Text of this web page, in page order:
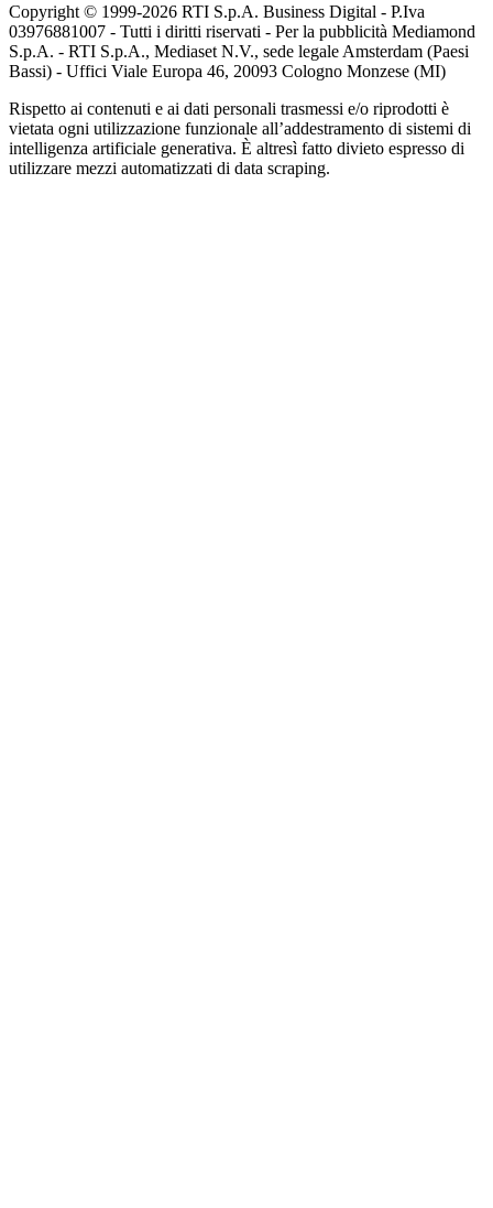
Copyright © 1999-2026 RTI S.p.A. Business Digital - P.Iva
03976881007 - Tutti i diritti riservati - Per la pubblicità Mediamond
S.p.A. - RTI S.p.A., Mediaset N.V., sede legale Amsterdam (Paesi
Bassi) - Uffici Viale Europa 46, 20093 Cologno Monzese (MI)
Rispetto ai contenuti e ai dati personali trasmessi e/o riprodotti è
vietata ogni utilizzazione funzionale all’addestramento di sistemi di
intelligenza artificiale generativa. È altresì fatto divieto espresso di
utilizzare mezzi automatizzati di data scraping.